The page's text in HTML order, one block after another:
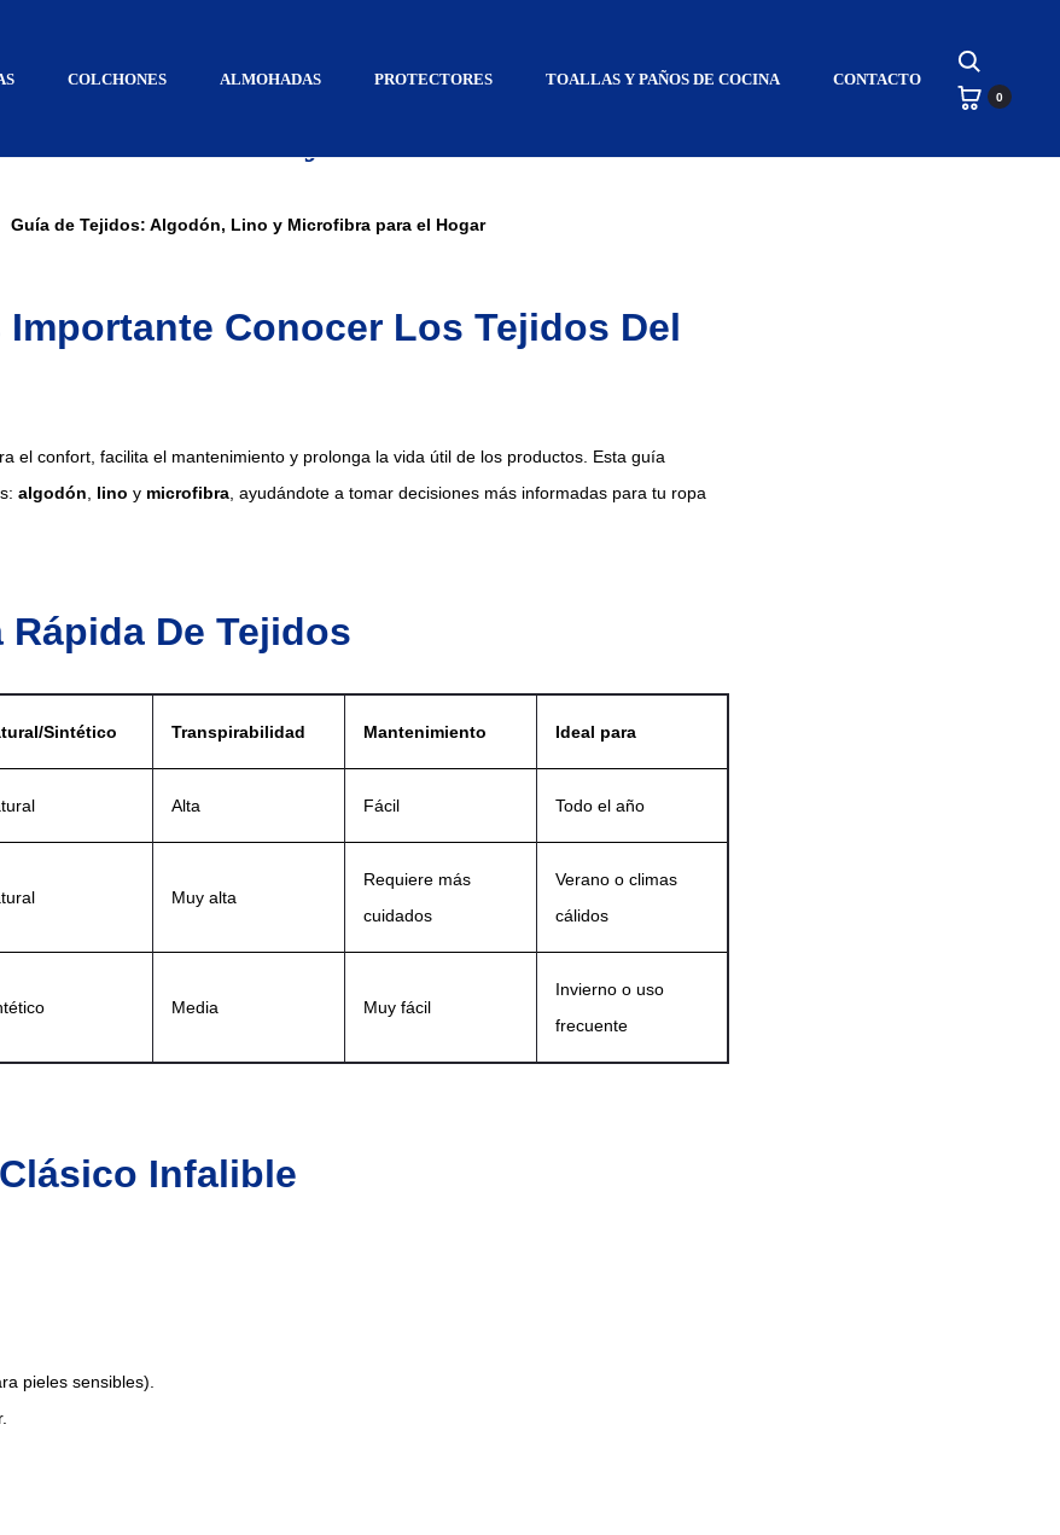
COLCHONES ALMOHADAS PROTECTORES TOALLAS Y PAÑOS DE COCINA CONTACTO
0
abril 12, 2025
Guía de Tejidos: Algodón, Lino y Microfibra para el Hogar
Importante Conocer Los Tejidos Del
el confort, facilita el mantenimiento y prolonga la vida útil de los productos. Esta guía
algodón lino y microfibra, ayudándote a tomar decisiones más informadas para tu ropa
De Tejidos
Sintético Transpirabilidad Mantenimiento Ideal para
Alta Fácil Todo el año
Muy alta
Requiere más
cuidados
Verano o climas
cálidos
Media Muy fácil
Invierno o uso
frecuente
Infalible
pieles sensibles).